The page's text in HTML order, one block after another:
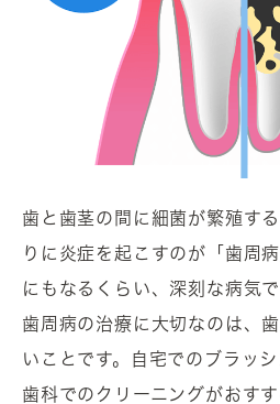
歯と歯茎の間に細菌が繁殖す
りに炎症を起こすのが「歯周
にもなるくらい、深刻な病気で
歯周病の治療に大切なのは、
いことです。自宅でのブラッ
歯科でのクリーニングがおすす